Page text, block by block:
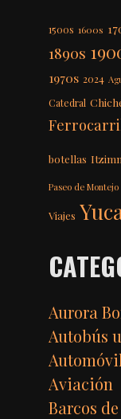
1500s 1600s
1890s
1970s 2024
Catedral
botellas
Paseo de Montejo
Viajes
Aurora
Autobús
Aviación
Barcos